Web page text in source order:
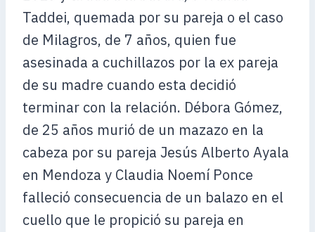
Taddei, quemada por su pareja o el caso
de Milagros, de 7 años, quien fue
asesinada a cuchillazos por la ex pareja
de su madre cuando esta decidió
terminar con la relación. Débora Gómez,
de 25 años murió de un mazazo en la
cabeza por su pareja Jesús Alberto Ayala
en Mendoza y Claudia Noemí Ponce
falleció consecuencia de un balazo en el
cuello que le propició su pareja en